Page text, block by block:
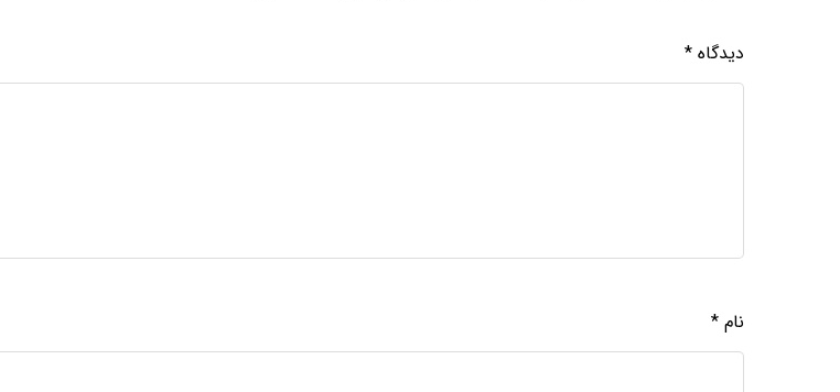
دیدگاه *
نام *